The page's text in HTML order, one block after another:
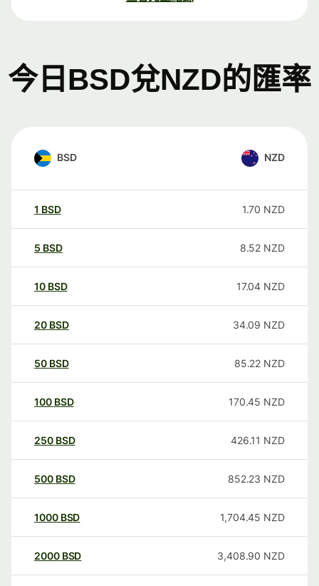
今日BSD兌NZD的匯率
BSD NZD
1 BSD 1.70 NZD
5 BSD 8.52 NZD
10 BSD 17.04 NZD
20 BSD 34.09 NZD
50 BSD 85.22 NZD
100 BSD 170.45 NZD
250 BSD 426.11 NZD
500 BSD 852.23 NZD
1000 BSD 1,704.45 NZD
2000 BSD 3,408.90 NZD